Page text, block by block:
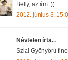
Belly, az ám :))
2012. június 3.
Névtelen írta...
Szia! Gyönyörű